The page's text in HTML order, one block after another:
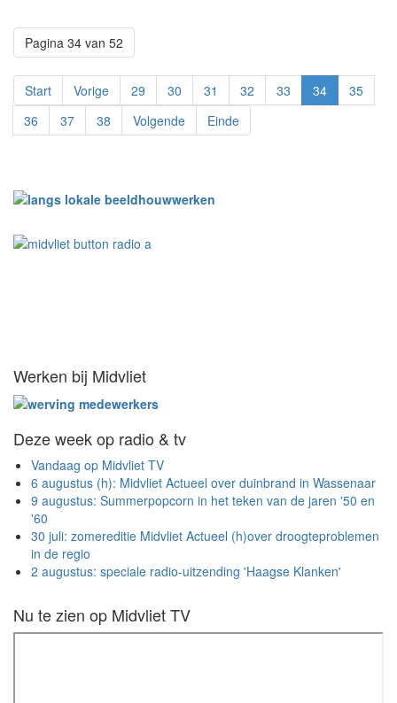
Pagina 34 van 52
Start Vorige 29 30 31 32 33 34
35
36
37 38 Volgende Einde
Werken bij Midvliet
Deze week op radio & tv
Vandaag op Midvliet TV
6 augustus (h): Midvliet Actueel over duinbrand in Wassenaar
9 augustus: Summerpopcorn in het teken van de jaren '50 en
'60
30 juli: zomereditie Midvliet Actueel (h)over droogteproblemen
in de regio
2 augustus: speciale radio-uitzending 'Haagse Klanken'
Nu te zien op Midvliet TV